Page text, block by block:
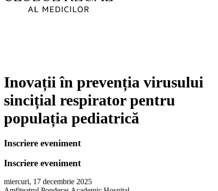
Inovații în prevenția virusului
sincițial respirator pentru
populația pediatrică
Inscriere eveniment
Inscriere eveniment
miercuri, 17 decembrie 2025